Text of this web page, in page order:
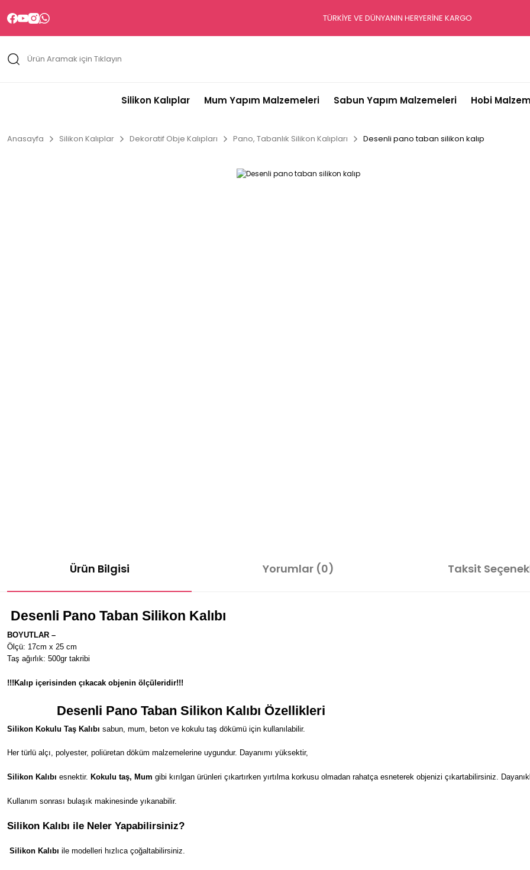
TÜRKİYE VE DÜNYANIN HERYERİNE KARGO
Silikon Kalıplar Mum Yapım Malzemeleri Sabun Yapım Malzemeleri Hobi
Anasayfa Silikon Kalıplar Dekoratif Obje Kalıpları Pano, Tabanlık Silikon Kalıpları Desenli pano taban silikon kalıp
Ürün Bilgisi Yorumlar (0) Taksit
Desenli Pano Taban Silikon Kalıbı
BOYUTLAR –
Ölçü: 17cm x 25 cm
Taş ağırlık: 500gr takribi
!!!Kalıp içerisinden çıkacak objenin ölçüleridir!!!
Desenli Pano Taban Silikon Kalıbı Özellikleri
Silikon Kokulu Taş Kalıbı sabun, mum, beton ve kokulu taş dökümü için kullanılabilir.
Her türlü alçı, polyester, poliüretan döküm malzemelerine uygundur. Dayanımı yüksektir,
Silikon Kalıbı esnektir. Kokulu taş, Mum gibi kırılgan ürünleri çıkartırken yırtılma korkusu olmadan rahatça esneterek objenizi çıkartabilirsiniz.
Kullanım sonrası bulaşık makinesinde yıkanabilir.
Silikon Kalıbı ile Neler Yapabilirsiniz?
Silikon Kalıbı ile modelleri hızlıca çoğaltabilirsiniz.